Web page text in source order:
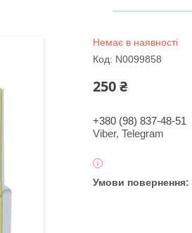
Немає в наявності
Код: N0099858
250 ₴
+380 (98) 837-48-51
Viber, Telegram